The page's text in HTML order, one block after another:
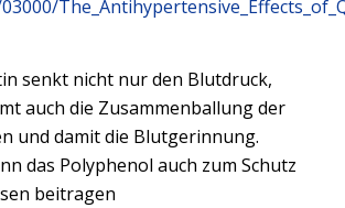
senkt nicht nur den Blutdruck,
auch die Zusammenballung der
und damit die Blutgerinnung.
das Polyphenol auch zum Schutz
beitragen